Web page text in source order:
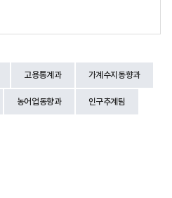
고용통계과 가계수지동향과
농어업동향과 인구추계팀